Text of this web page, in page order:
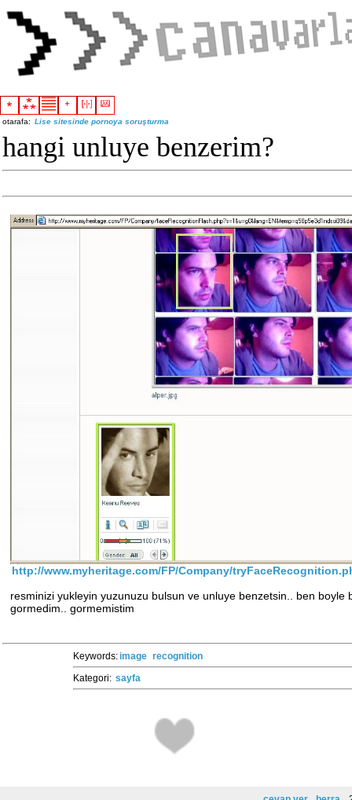
otarafa: Lise sitesinde pornoya soruşturma
hangi unluye benzerim?
http://www.myheritage.com/FP/Company/
resminizi yukleyin yuzunuzu bulsun ve unluye benzetsin.. ben boyle
gormedim.. gormemistim
Keywords:image recognition
Kategori: sayfa